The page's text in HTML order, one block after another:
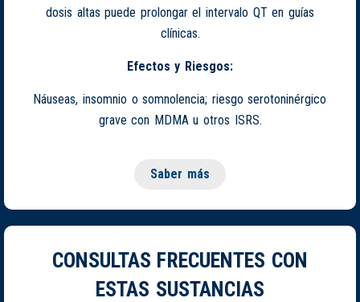
dosis altas puede prolongar el intervalo QT en guías
clínicas.
Efectos y Riesgos:
Náuseas, insomnio o somnolencia; riesgo serotoninérgico
grave con MDMA u otros ISRS.
Saber más
CONSULTAS FRECUENTES CON
ESTAS SUSTANCIAS